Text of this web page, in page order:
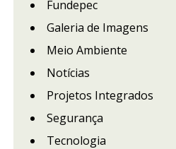
Fundepec
Galeria de Imagens
Meio Ambiente
Notícias
Projetos Integrados
Segurança
Tecnologia